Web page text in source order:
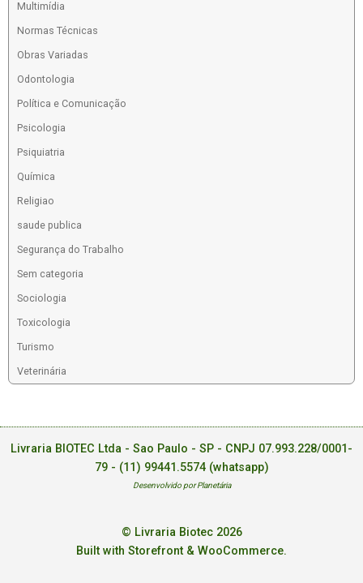
Multimídia
Normas Técnicas
Obras Variadas
Odontologia
Política e Comunicação
Psicologia
Psiquiatria
Química
Religiao
saude publica
Segurança do Trabalho
Sem categoria
Sociologia
Toxicologia
Turismo
Veterinária
Livraria BIOTEC Ltda - Sao Paulo - SP - CNPJ 07.993.228/0001-
79 - (11) 99441.5574 (whatsapp)
Desenvolvido por Planetária
© Livraria Biotec 2026
Built with Storefront & WooCommerce.